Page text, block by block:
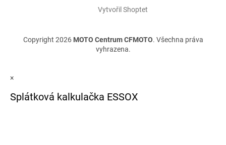
Vytvořil Shoptet
Copyright 2026 MOTO Centrum CFMOTO. Všechna práva
vyhrazena.
×
Splátková kalkulačka ESSOX